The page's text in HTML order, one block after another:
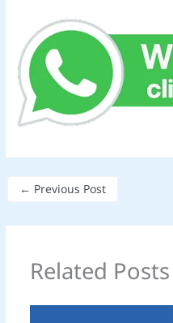
← Previous Post
Related Posts